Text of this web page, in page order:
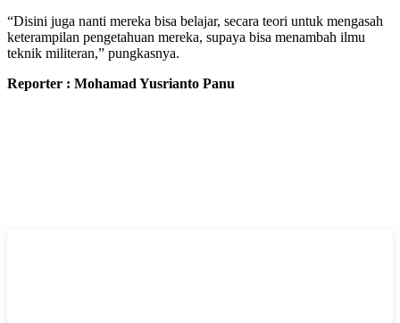
“Disini juga nanti mereka bisa belajar, secara teori untuk mengasah
keterampilan pengetahuan mereka, supaya bisa menambah ilmu
teknik militeran,” pungkasnya.
Reporter : Mohamad Yusrianto Panu